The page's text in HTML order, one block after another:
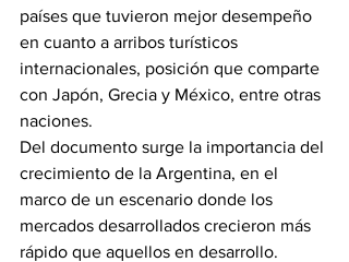
países que tuvieron mejor desempeño
en cuanto a arribos turísticos
internacionales, posición que comparte
con Japón, Grecia y México, entre otras
naciones.
Del documento surge la importancia del
crecimiento de la Argentina, en el
marco de un escenario donde los
mercados desarrollados crecieron más
rápido que aquellos en desarrollo.